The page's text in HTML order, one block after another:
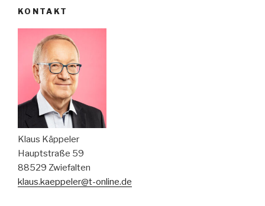
KONTAKT
Klaus Käppeler
Hauptstraße 59
88529 Zwiefalten
klaus.kaeppeler@t-online.de